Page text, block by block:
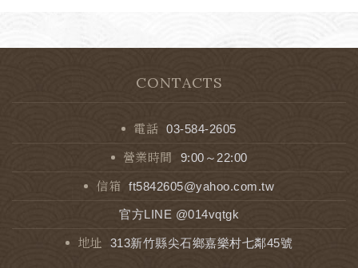
CONTACTS
電話 03-584-2605
營業時間 9:00～22:00
信箱 ft5842605@yahoo.com.tw
官方LINE @014vqtgk
地址 313新竹縣尖石鄉嘉樂村七鄰45號